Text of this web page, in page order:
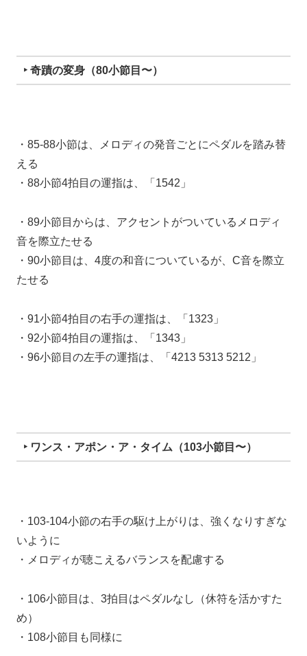
‣ 奇蹟の変身（80小節目〜）
・85-88小節は、メロディの発音ごとにペダルを踏み替
える
・88小節4拍目の運指は、「1542」
・89小節目からは、アクセントがついているメロディ
音を際立たせる
・90小節目は、4度の和音についているが、C音を際立
たせる
・91小節4拍目の右手の運指は、「1323」
・92小節4拍目の運指は、「1343」
・96小節目の左手の運指は、「4213 5313 5212」
‣ ワンス・アポン・ア・タイム（103小節目〜）
・103-104小節の右手の駆け上がりは、強くなりすぎな
いように
・メロディが聴こえるバランスを配慮する
・106小節目は、3拍目はペダルなし（休符を活かすた
め）
・108小節目も同様に